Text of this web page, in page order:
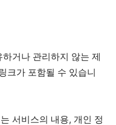
거나 관리하지 않는 제
크가 포함될 수 있습니
서비스의 내용, 개인 정